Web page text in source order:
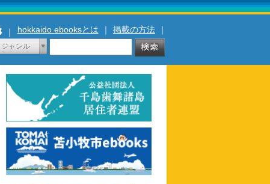
｜ hokkaido ebooksとは ｜ 掲載の方法 ｜
ジャンル